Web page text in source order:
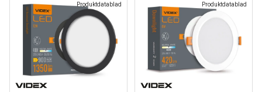
Produktdatablad Produktdatablad